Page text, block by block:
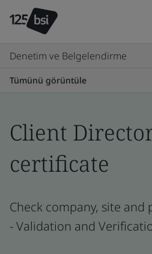
Denetim ve Belgelendirme
Tümünü görüntüle
Client
certificate
Check company, site
- Validation and